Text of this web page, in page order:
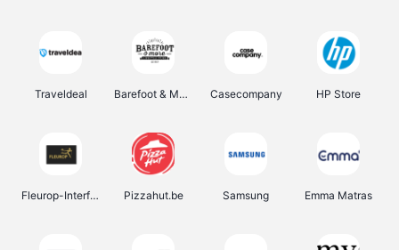
Traveldeal Barefoot & More Casecompany HP Store
Fleurop-Interflora Pizzahut.be Samsung Emma Matras